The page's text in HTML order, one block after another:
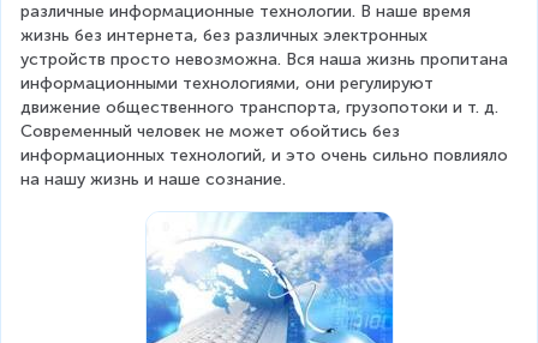
различные информационные технологии. В наше время
жизнь без интернета, без различных электронных
устройств просто невозможна. Вся наша жизнь пропитана
информационными технологиями, они регулируют
движение общественного транспорта, грузопотоки и т. д.
Современный человек не может обойтись без
информационных технологий, и это очень сильно повлияло
на нашу жизнь и наше сознание.